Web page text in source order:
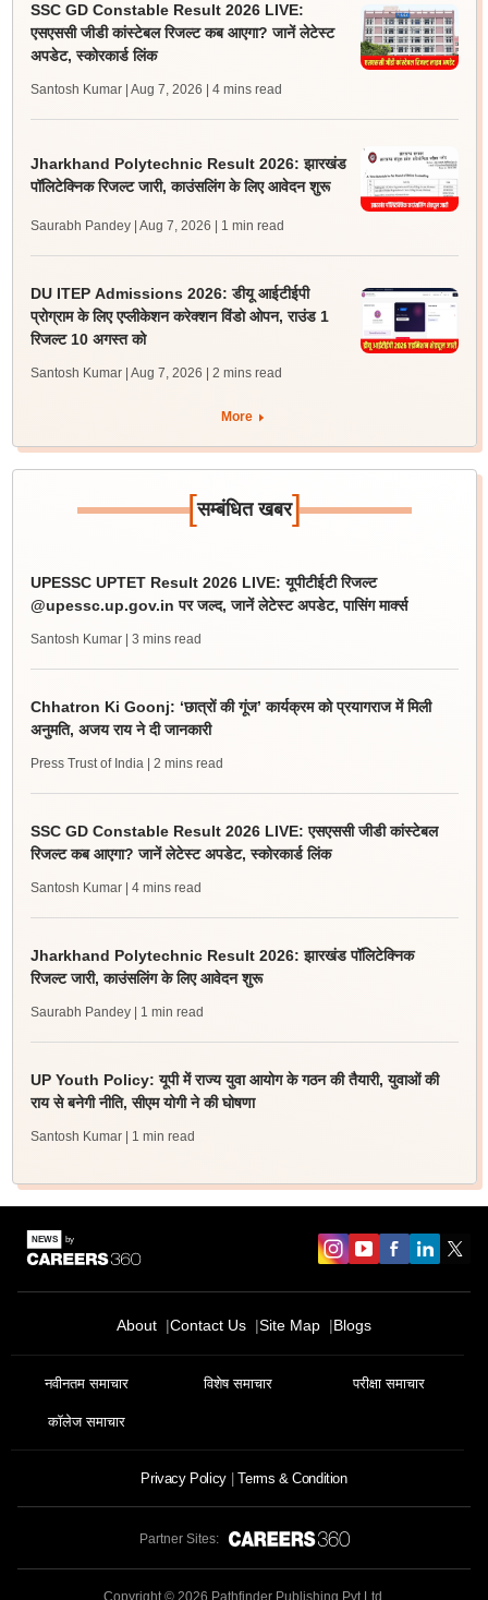
SSC GD Constable Result 2026 LIVE:
एसएससी जीडी कांस्टेबल रिजल्ट कब आएगा? जानें लेटेस्ट
अपडेट, स्कोरकार्ड लिंक
Santosh Kumar | Aug 7, 2026 | 4 mins read
Jharkhand Polytechnic Result 2026: झारखंड
पॉलिटेक्निक रिजल्ट जारी, काउंसलिंग के लिए आवेदन शुरू
Saurabh Pandey | Aug 7, 2026 | 1 min read
DU ITEP Admissions 2026: डीयू आईटीईपी
प्रोग्राम के लिए एप्लीकेशन करेक्शन विंडो ओपन, राउंड 1
रिजल्ट 10 अगस्त को
Santosh Kumar | Aug 7, 2026 | 2 mins read
More
[सम्बंधित खबर]
UPESSC UPTET Result 2026 LIVE: यूपीटीईटी रिजल्ट
@upessc.up.gov.in पर जल्द, जानें लेटेस्ट अपडेट, पासिंग मार्क्स
Santosh Kumar | 3 mins read
Chhatron Ki Goonj: ‘छात्रों की गूंज’ कार्यक्रम को प्रयागराज में मिली
अनुमति, अजय राय ने दी जानकारी
Press Trust of India | 2 mins read
SSC GD Constable Result 2026 LIVE: एसएससी जीडी कांस्टेबल
रिजल्ट कब आएगा? जानें लेटेस्ट अपडेट, स्कोरकार्ड लिंक
Santosh Kumar | 4 mins read
Jharkhand Polytechnic Result 2026: झारखंड पॉलिटेक्निक
रिजल्ट जारी, काउंसलिंग के लिए आवेदन शुरू
Saurabh Pandey | 1 min read
UP Youth Policy: यूपी में राज्य युवा आयोग के गठन की तैयारी, युवाओं की
राय से बनेगी नीति, सीएम योगी ने की घोषणा
Santosh Kumar | 1 min read
About Contact Us Site Map Blogs
नवीनतम समाचार विशेष समाचार परीक्षा समाचार
कॉलेज समाचार
Privacy Policy Terms & Condition
Partner Sites:
Copyright © 2026 Pathfinder Publishing Pvt Ltd.